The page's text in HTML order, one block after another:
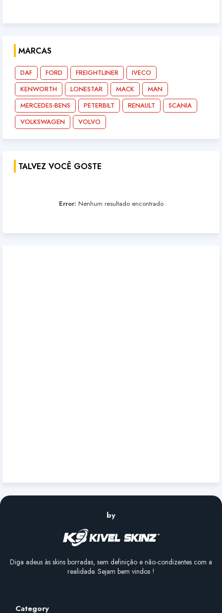
MARCAS
DAF FORD FREIGHTLINER
IVECO
KENWORTH
LONESTAR MACK
MAN
MERCEDES-BENS
PETERBILT RENAULT
SCANIA
VOLKSWAGEN
VOLVO
TALVEZ VOCÊ GOSTE
Error: Nenhum resultado encontrado
by
Diga adeus às skins borradas, sem definição e não-condizentes com a
realidade. Sejam bem vindos !
Category